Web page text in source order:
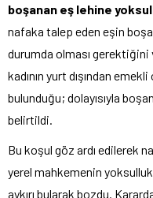
boşanan eş lehine
nafaka talep eden eşin
durumda olması gerektiğini
kadının yurt dışından
bulunduğu; dolayısıyla
belirtildi.
Bu koşul göz ardı edilerek
yerel mahkemenin
aykırı bularak bozdu.